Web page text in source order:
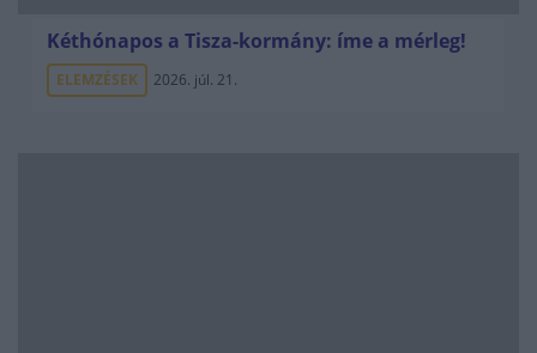
Kéthónapos a Tisza-kormány: íme a mérleg!
ELEMZÉSEK 2026. júl. 21.